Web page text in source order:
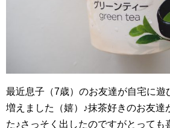
最近息子（7歳）のお友達が自宅に遊
増えました（嬉）♪抹茶好きのお友達
た♪さっそく出したのですがとっても